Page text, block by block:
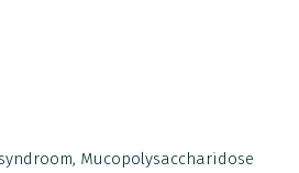
Mucopolysaccharidose